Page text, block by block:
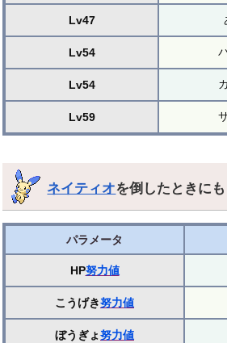
Lv47
Lv54
Lv54
Lv59
ネイティオを倒したときに
パラメータ
HP努力値
こうげき努力値
ぼうぎょ努力値